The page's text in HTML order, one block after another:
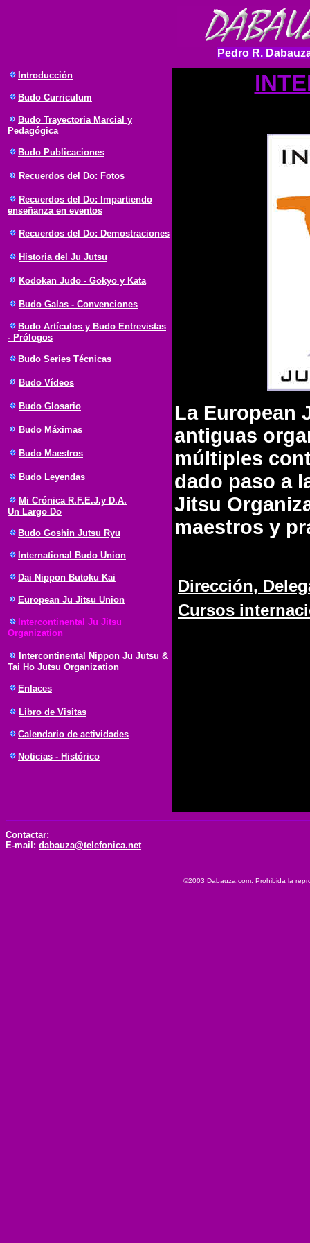
Pedro R.
Introducción
Budo Curriculum
Budo Trayectoria Marcial y
Pedagógica
Budo Publicaciones
Recuerdos del Do: Fotos
Recuerdos del Do: Impartiendo
enseñanza en eventos
Recuerdos del Do: Demostraciones
Historia del Ju Jutsu
Kodokan Judo - Gokyo y Kata
Budo Galas - Convenciones
Budo Artículos y Budo Entrevistas
- Prólogos
Budo Series Técnicas
Budo Vídeos
Budo Glosario
Budo Máximas
Budo Maestros
Budo Leyendas
Mi Crónica R.F.E.J.y D.A.
Un Largo Do
Budo Goshin Jutsu Ryu
International Budo Union
Dai Nippon Butoku Kai
European Ju Jitsu Union
Intercontinental Ju Jitsu
Organization
Intercontinental Nippon Ju Jutsu &
Tai Ho Jutsu Organization
Enlaces
Libro de Visitas
Calendario de actividades
Noticias - Histórico
La European
antiguas
múltiples
dado paso a
Jitsu
maestros y
Dirección,
Cursos
Contactar:
E-mail: dabauza@telefonica.net
©2003 Dabauza.com. Prohibida la